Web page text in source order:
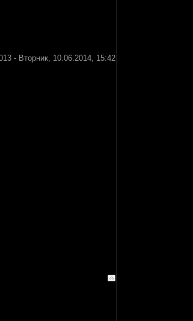
- Вторник, 10.06.2014, 15:42